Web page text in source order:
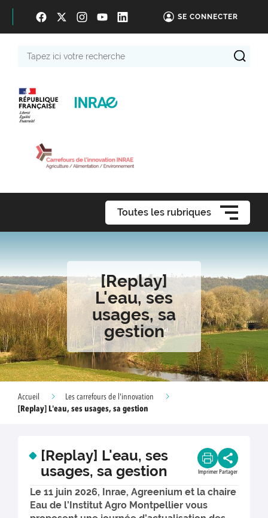
SE CONNECTER
Toutes les rubriques
[Replay]
L'eau, ses
usages, sa
gestion
Accueil
Les carrefours de l'innovation
[Replay] L'eau, ses usages, sa gestion
[Replay] L'eau, ses
usages, sa gestion
Imprimer Partager
Le 11 juin 2026, Inrae, Agreenium et la chaire
Eau de l’Institut Agro Montpellier vous